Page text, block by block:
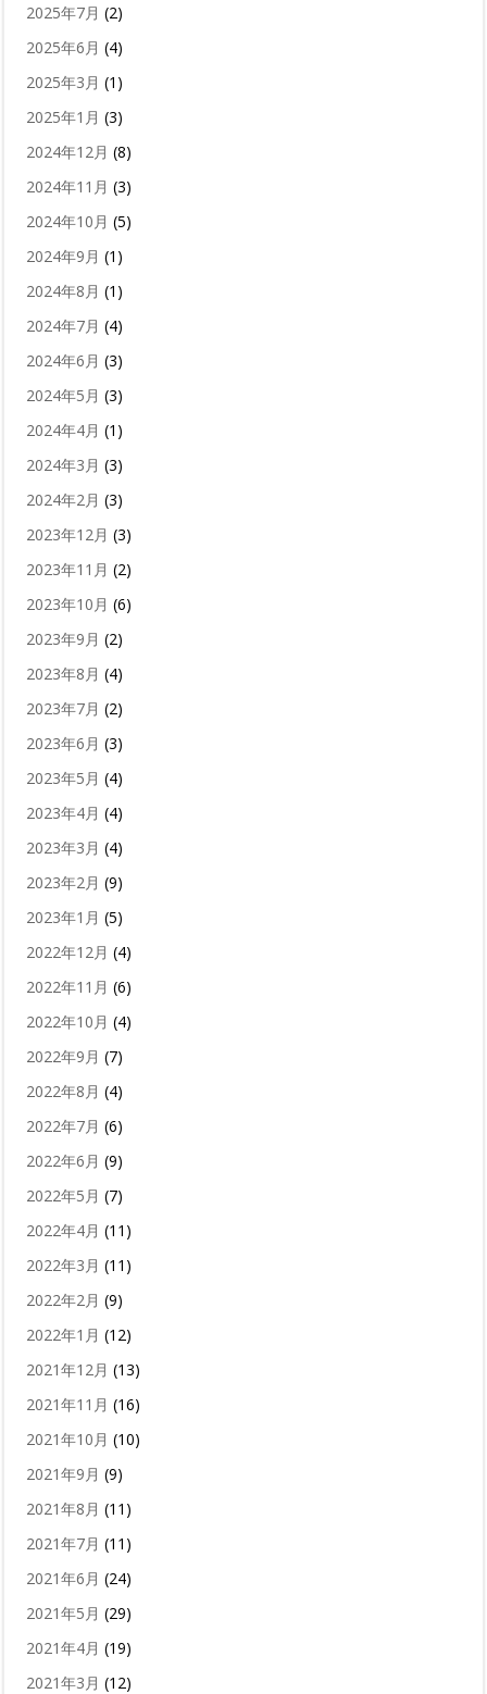
2025年7月 (2)
2025年6月 (4)
2025年3月 (1)
2025年1月 (3)
2024年12月 (8)
2024年11月 (3)
2024年10月 (5)
2024年9月 (1)
2024年8月 (1)
2024年7月 (4)
2024年6月 (3)
2024年5月 (3)
2024年4月 (1)
2024年3月 (3)
2024年2月 (3)
2023年12月 (3)
2023年11月 (2)
2023年10月 (6)
2023年9月 (2)
2023年8月 (4)
2023年7月 (2)
2023年6月 (3)
2023年5月 (4)
2023年4月 (4)
2023年3月 (4)
2023年2月 (9)
2023年1月 (5)
2022年12月 (4)
2022年11月 (6)
2022年10月 (4)
2022年9月 (7)
2022年8月 (4)
2022年7月 (6)
2022年6月 (9)
2022年5月 (7)
2022年4月 (11)
2022年3月 (11)
2022年2月 (9)
2022年1月 (12)
2021年12月 (13)
2021年11月 (16)
2021年10月 (10)
2021年9月 (9)
2021年8月 (11)
2021年7月 (11)
2021年6月 (24)
2021年5月 (29)
2021年4月 (19)
2021年3月 (12)